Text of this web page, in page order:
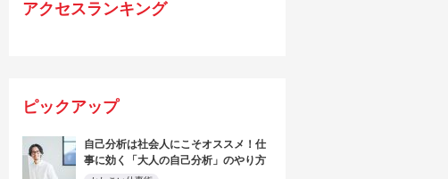
アクセスランキング
ピックアップ
自己分析は社会人にこそオススメ！仕
事に効く「大人の自己分析」のやり方